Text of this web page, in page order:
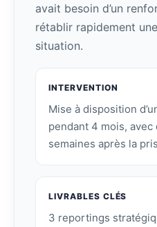
avait besoin d’un
rétablir rapidement
situation.
INTERVENTION
Mise à disposition
pendant 4 mois, avec
semaines après la
LIVRABLES CLÉS
3 reportings